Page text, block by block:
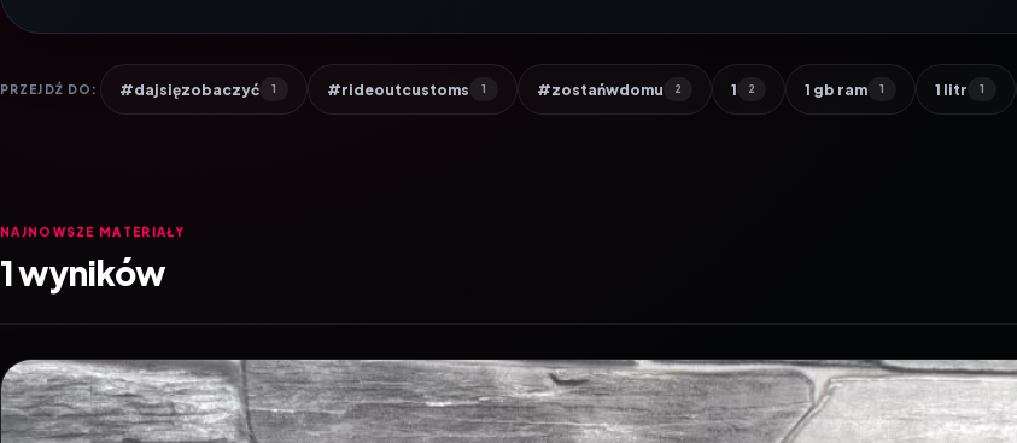
PRZEJDŹ DO: #dajsięzobaczyć 1 #rideoutcustoms 1 #zostańwdomu 2 1 2 1 gb ram 1 1 litr 1
NAJNOWSZE MATERIAŁY
1 wyników